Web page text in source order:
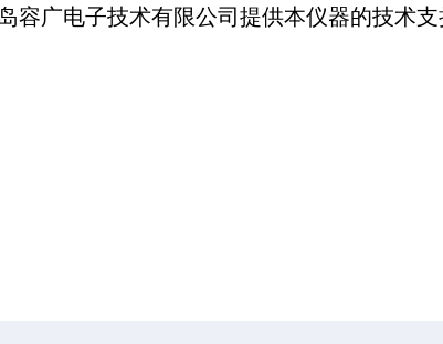
容广电子技术有限公司提供本仪器的技术支